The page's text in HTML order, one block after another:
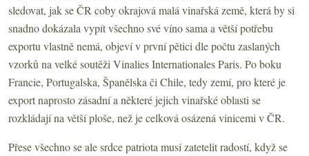
sledovat, jak se ČR coby okrajová malá vinařská země, která by si
snadno dokázala vypít všechno své víno sama a větší potřebu
exportu vlastně nemá, objeví v první pětici dle počtu zaslaných
vzorků na velké soutěži Vinalies Internationales Paris. Po boku
Francie, Portugalska, Španělska či Chile, tedy zemí, pro které je
export naprosto zásadní a některé jejich vinařské oblasti se
rozkládají na větší ploše, než je celková osázená vinicemi v ČR.
Přese všechno se ale srdce patriota musí zatetelit radostí, když se